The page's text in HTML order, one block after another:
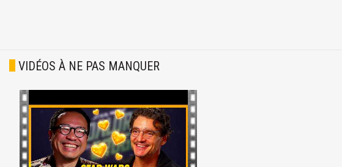
VIDÉOS À NE PAS MANQUER